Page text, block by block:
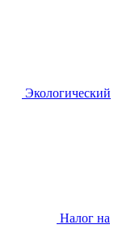
Экологический
Налог на